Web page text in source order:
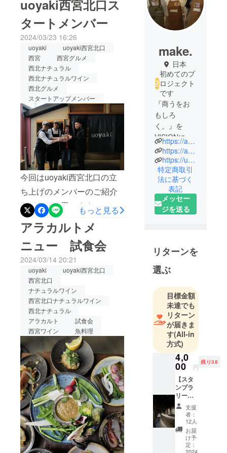
uoyaki西宮北口ス
タートメンバー
2024/03/23 16:26
uoyaki
uoyaki西宮北口
西宮
西宮グルメ
西北ナチュラル
西北ナチュラルワイン
西北グルメ
スタートアップメンバー
今回はuoyaki西宮北口の立
ち上げのメンバーのご紹介
をしたいと思います。とっ
ても頼りになる現場のお二
人とその仲間たちにです。
これから意気を合わせてが
んばりたいと思います！Top
の写真は天満での試食会の
時に撮影しました。皆いい
笑顔ですね。それではご紹
介を始めていきましょう！
まずは店主太田さんから
いっときましょう！！この
度uoyaki西宮店の立ち上げ
メンバーとして携わること
になりました太田孔明(ヒロ
アキ)です。出身は岡山県岡
山市です。口下手でインド
アな人間です。趣味は音楽
鑑賞、読書(漫画も含む)で
もっと見る
アラカルトメ
ニュー 試食会
2024/03/14 20:21
uoyaki
uoyaki西宮北口
西宮北口
ナチュラルワイン
西宮北口ナチュラルワイン
西北ナチュラル
アラカルト
試食会
西宮ワイン
魚料理
make.
日本
初めてのプ
ロジェクト
です
『商うをお
もしろ
く。』を
VISIONに掲
げて。
日本の商う
力の底上げ
に挑戦しま
す。
akinau株式
会社 代表
https://akinau.co.jp/
https://akinau.co.jp/newstarted/
https://uoyaki.jp/
特定商取引
法に基づく
表記
メッセー
ジを送る
リターンを
選ぶ
目標金額
未達でも
リターン
が届きま
す(All-in
方式)
4,0
00 円
残り38
【スタ
ンプラ
リーパ
スポー
ト】 西
宮店
オープ
ン前に
uoyaki
支援
者：
12人
お届
け予
定：